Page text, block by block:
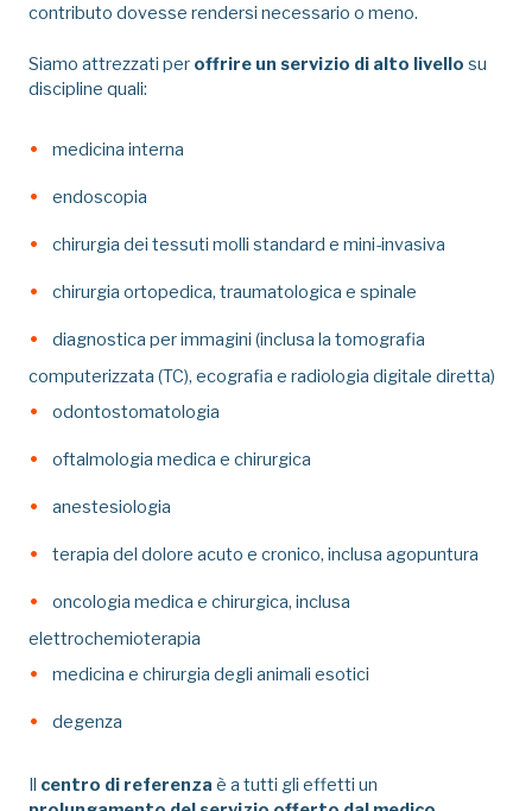
contributo dovesse rendersi necessario o meno.
Siamo attrezzati per offrire un servizio di alto livello su
discipline quali:
medicina interna
endoscopia
chirurgia dei tessuti molli standard e mini-invasiva
chirurgia ortopedica, traumatologica e spinale
diagnostica per immagini (inclusa la tomografia
computerizzata (TC), ecografia e radiologia digitale diretta)
odontostomatologia
oftalmologia medica e chirurgica
anestesiologia
terapia del dolore acuto e cronico, inclusa agopuntura
oncologia medica e chirurgica, inclusa
elettrochemioterapia
medicina e chirurgia degli animali esotici
degenza
Il centro di referenza è a tutti gli effetti un